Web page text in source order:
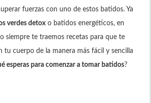
fuerzas con uno de estos batidos. Ya
verdes detox o batidos energéticos, en
siempre te traemos recetas para que te
tu cuerpo de la manera más fácil y sencilla
esperas para comenzar a tomar batidos?